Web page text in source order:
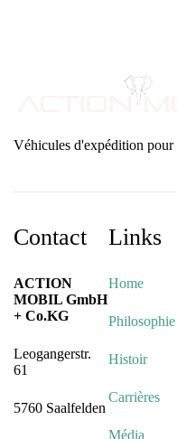
Véhicules d'expédition pour
Contact
ACTION
MOBIL GmbH
+ Co.KG
Leogangerstr.
61
5760 Saalfelden
Links
Home
Philosophie
Histoir
Carrières
Média